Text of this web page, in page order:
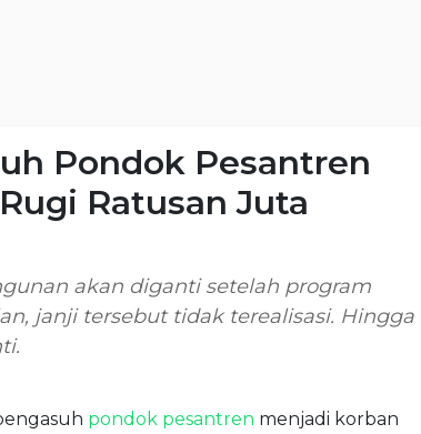
Pondok Pesantren
Ratusan Juta
akan diganti setelah program
janji tersebut tidak terealisasi. Hingga
pondok pesantren menjadi korban